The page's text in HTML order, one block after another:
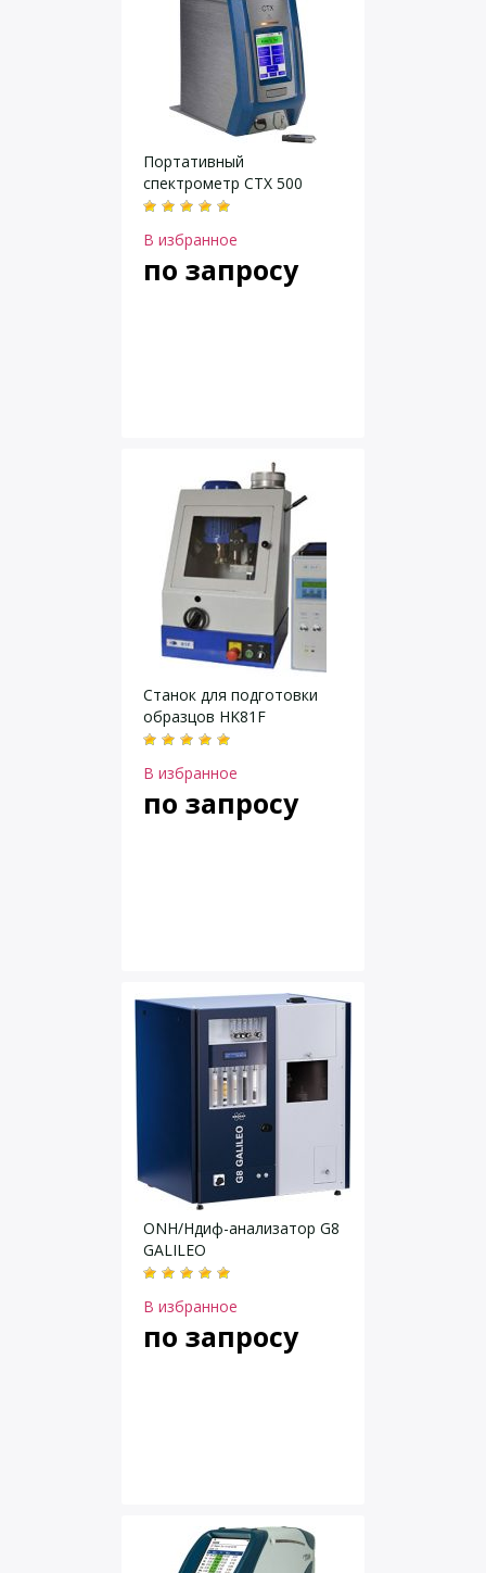
Портативный
спектрометр CTX 500
В избранное
по запросу
Станок для подготовки
образцов HK81F
В избранное
по запросу
ONH/Hдиф-анализатор G8
GALILEO
В избранное
по запросу